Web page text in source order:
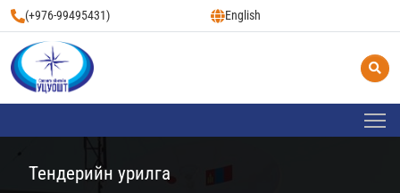
(+976-99495431) English
Тендерийн урилга